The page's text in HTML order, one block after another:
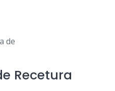
Recetura